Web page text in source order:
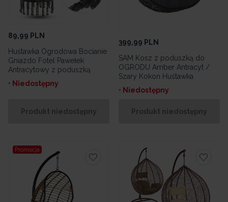
89,99 PLN
Huśtawka Ogrodowa Bocianie
Gniazdo Fotel Pawełek
Antracytowy z poduszką
• Niedostępny
Produkt niedostępny
399,99 PLN
SAM Kosz z poduszką do
OGRODU Amber Antracyt /
Szary Kokon Huśtawka
• Niedostępny
Produkt niedostępny
Promocja